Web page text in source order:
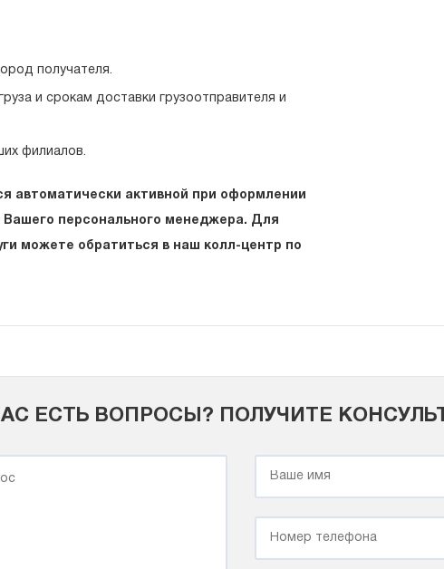
получателя.
и срокам доставки грузоотправителя и
филиалов.
автоматически активной при оформлении
Вашего персонального менеджера. Для
можете обратиться в наш колл-центр по
ЕСТЬ ВОПРОСЫ? ПОЛУЧИТЕ